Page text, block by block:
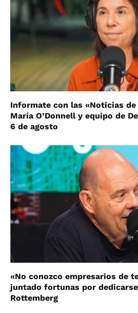
Informate con las «Noticias de
María O’Donnell y equipo de
6 de agosto
«No conozco empresarios de
juntado fortunas por
Rottemberg